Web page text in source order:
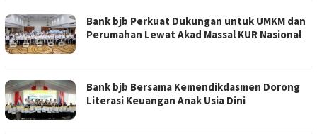
Bank bjb Perkuat Dukungan untuk UMKM dan
Perumahan Lewat Akad Massal KUR Nasional
Bank bjb Bersama Kemendikdasmen Dorong
Literasi Keuangan Anak Usia Dini